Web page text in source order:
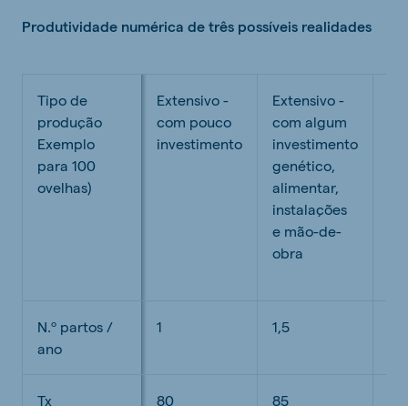
Produtividade numérica de três possíveis realidades
Tipo de
produção
Exemplo
para 100
ovelhas)
Extensivo -
com pouco
investimento
Extensivo -
com algum
investimento
genético,
alimentar,
instalações
e mão-de-
obra
N.º partos /
ano
1 1,5
Tx
80 85